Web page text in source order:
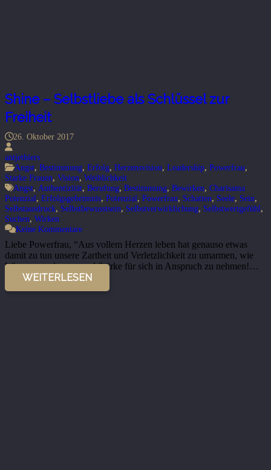
Shine – Selbstliebe als Schlüssel zur
Freiheit
26. Oktober 2017
antjethiers
Angst, Bestimmung, Erfolg, Herzensvision, Leadership, Powerfrau,
Starke Frauen, Vision, Weiblichkeit
Angst, Authentizität, Berufung, Bestimmung, Bewirken, Charisama
Potenzial, Erfolgsgeheimnis, Potenzial, Powerfrau, Schatten, Seele, Sein,
Selbstausdruck, Selbstbewusstsein, Selbstverwirklichung, Selbstwertgefühl,
Suchen, Wirken
Keine Kommentare
Liebe Powerfrau, “Aus vollem Herzen leben hat genauso etwas
damit zu tun unsere Zartheit und Verletzlichkeit zu umarmen, wie
Wissen zu erlangen und Stärke für sich in Anspruch zu nehmen!…
WEITERLESEN